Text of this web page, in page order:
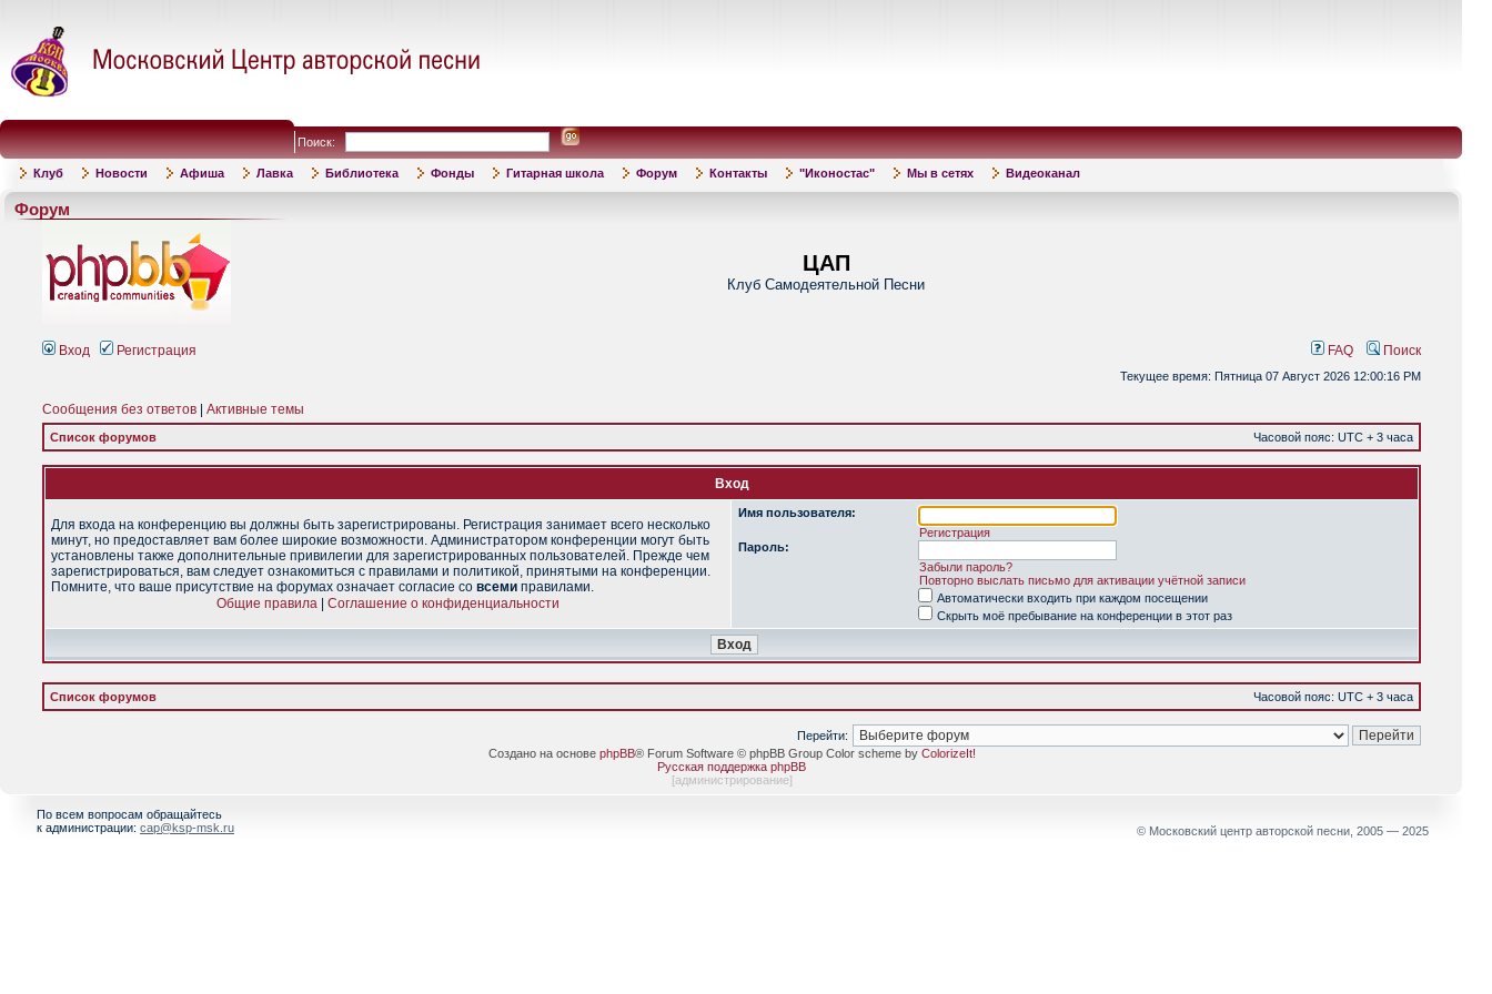
Поиск:
Клуб Новости Афиша Лавка Библиотека Фонды Гитарная школа Форум Контакты "Иконостас" Мы в сетях Видеоканал
Форум
ЦАП
Клуб Самодеятельной Песни
Вход Регистрация FAQ Поиск
Текущее время: Пятница 07 Август 2026 12:00:16 PM
Сообщения без ответов Активные темы
Список форумов Часовой пояс: UTC + 3 часа
Вход
Для входа на конференцию вы должны быть зарегистрированы. Регистрация занимает всего несколько
минут, но предоставляет вам более широкие возможности. Администратором конференции могут быть
установлены также дополнительные привилегии для зарегистрированных пользователей. Прежде чем
зарегистрироваться, вам следует ознакомиться с правилами и политикой, принятыми на конференции.
Помните, что ваше присутствие на форумах означает согласие со всеми правилами.
Общие правила
Соглашение о конфиденциальности
Имя пользователя:
Регистрация
Пароль:
Забыли пароль?
Повторно выслать письмо для активации учётной записи
Автоматически входить при каждом посещении
Скрыть моё пребывание на конференции в этот раз
Список форумов Часовой пояс: UTC + 3 часа
Перейти:
Создано на основе phpBB® Forum Software © phpBB Group Color scheme by ColorizeIt!
Русская поддержка phpBB
[администрирование]
По всем вопросам обращайтесь
к администрации: cap@ksp-msk.ru © Московский центр авторской песни, 2005 — 2025